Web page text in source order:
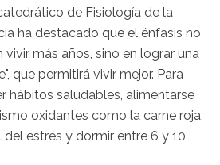
de Fisiología de la
ha destacado que el énfasis no
más años, sino en lograr una
que permitirá vivir mejor. Para
hábitos saludables, alimentarse
oxidantes como la carne roja,
estrés y dormir entre 6 y 10